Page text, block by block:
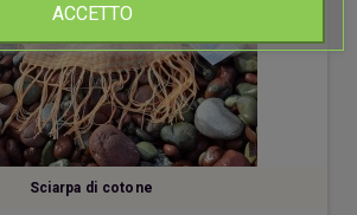
Sciarpa di cotone
ACCETTO